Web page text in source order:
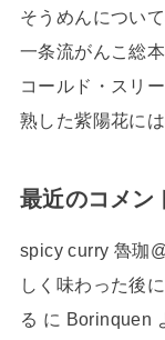
そうめんについ
一条流がんこ総
コールド・スリ
熟した紫陽花に
最近のコメン
spicy curry 魯珈
しく味わった後
る に Borinquen